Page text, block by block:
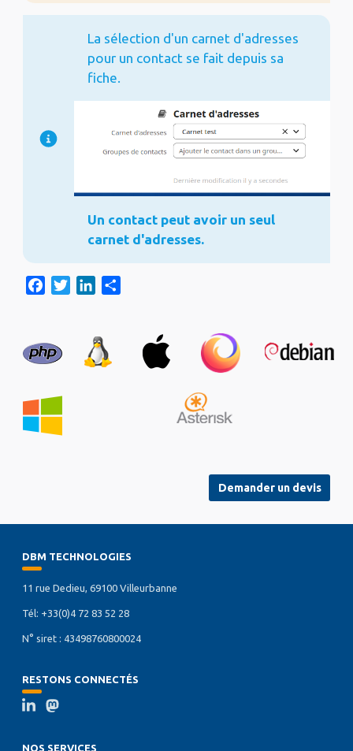
La sélection d'un carnet d'adresses
pour un contact se fait depuis sa
fiche.
Un contact peut avoir un seul
carnet d'adresses.
e
b
o
k
k
e
Demander un devis
DBM TECHNOLOGIES
11 rue Dedieu, 69100 Villeurbanne
Tél: +33(0)4 72 83 52 28
N° siret : 43498760800024
RESTONS CONNECTÉS
NOS SERVICES